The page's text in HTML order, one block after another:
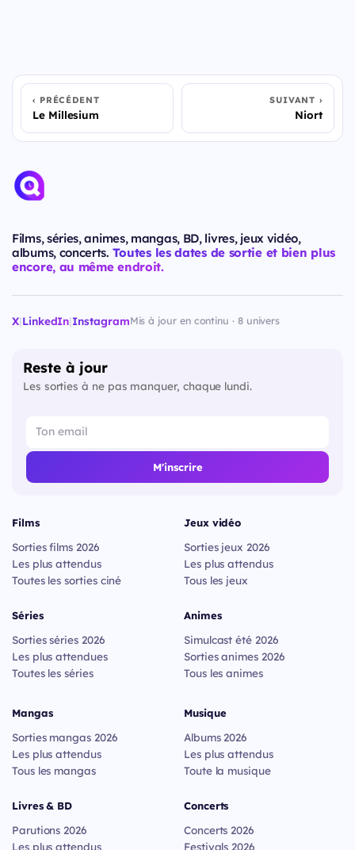
PRÉCÉDENT
Le Millesium
SUIVANT
Niort
Films, séries, animes, mangas, BD, livres, jeux vidéo,
albums, concerts. Toutes les dates de sortie et bien plus
encore, au même endroit.
X|LinkedIn|InstagramMis à jour en continu · 8 univers
Reste à jour
Les sorties à ne pas manquer, chaque lundi.
M'inscrire
Films
Sorties films 2026
Les plus attendus
Toutes les sorties ciné
Séries
Sorties séries 2026
Les plus attendues
Toutes les séries
Jeux vidéo
Sorties jeux 2026
Les plus attendus
Tous les jeux
Animes
Simulcast été 2026
Sorties animes 2026
Tous les animes
Mangas
Sorties mangas 2026
Les plus attendus
Tous les mangas
Livres & BD
Parutions 2026
Les plus attendus
Musique
Albums 2026
Les plus attendus
Toute la musique
Concerts
Concerts 2026
Festivals 2026